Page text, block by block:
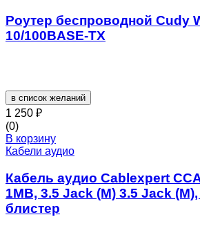
Роутер беспроводной Cudy
10/100BASE-TX
в список желаний
1 250 ₽
(0)
В корзину
Кабели аудио
Кабель аудио Cablexpert
1MB, 3.5 Jack (M) 3.5 Jack
блистер